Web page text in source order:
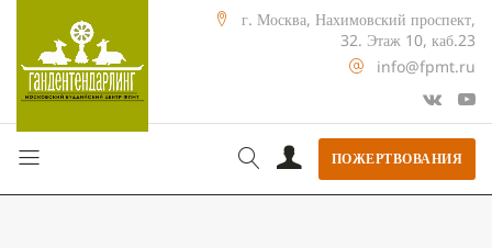
г. Москва, Нахимовский проспект,
32. Этаж 10, каб.23
info@fpmt.ru
ПОЖЕРТВОВАНИЯ